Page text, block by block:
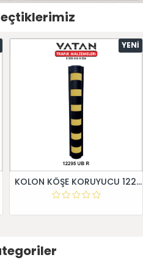
YENI
KOLON KÖŞE KORUYUCU 12295 UB R